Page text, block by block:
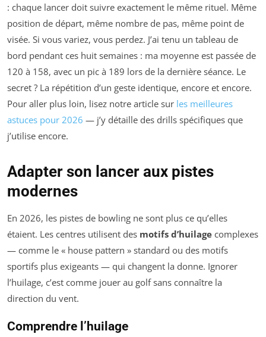
: chaque lancer doit suivre exactement le même rituel. Même
position de départ, même nombre de pas, même point de
visée. Si vous variez, vous perdez. J’ai tenu un tableau de
bord pendant ces huit semaines : ma moyenne est passée de
120 à 158, avec un pic à 189 lors de la dernière séance. Le
secret ? La répétition d’un geste identique, encore et encore.
Pour aller plus loin, lisez notre article sur les meilleures
astuces pour 2026 — j’y détaille des drills spécifiques que
j’utilise encore.
Adapter son lancer aux pistes
modernes
En 2026, les pistes de bowling ne sont plus ce qu’elles
étaient. Les centres utilisent des motifs d’huilage complexes
— comme le « house pattern » standard ou des motifs
sportifs plus exigeants — qui changent la donne. Ignorer
l’huilage, c’est comme jouer au golf sans connaître la
direction du vent.
Comprendre l’huilage